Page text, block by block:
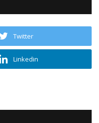
Twitter
Linkedin